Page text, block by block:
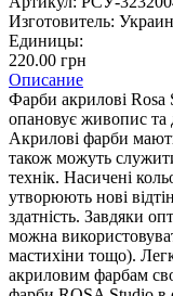
Изготовитель:
Единицы:
220.00 грн
Описание
Фарби акрилові Rosa
опановує живопис та
Акрилові фарби
також можуть
технік. Насичені
утворюють нові
здатність. Завдяки
можна
мастихіни тощо).
акриловим фарбам